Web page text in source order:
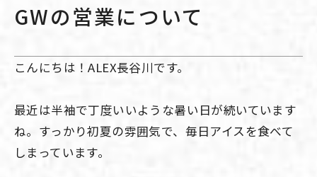
GWの営業について
こんにちは！ALEX長谷川です。
最近は半袖で丁度いいような暑い日が続いています
ね。すっかり初夏の雰囲気で、毎日アイスを食べて
しまっています。